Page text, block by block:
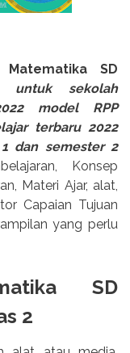
SD
untuk sekolah
model RPP
terbaru 2022
dan semester 2
Konsep
Materi Ajar, alat,
Capaian Tujuan
yang perlu
SD
2